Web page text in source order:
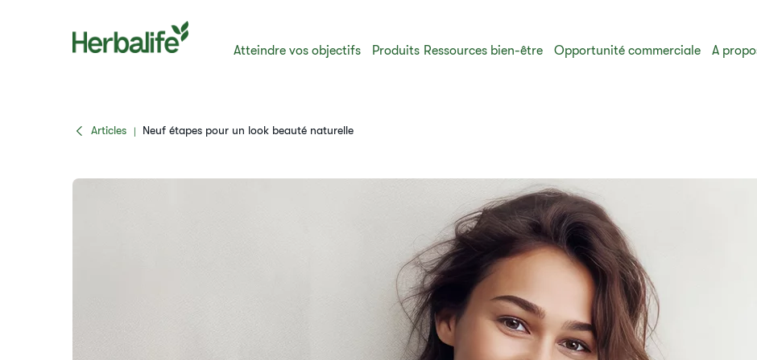
Atteindre vos objectifs Produits Ressources bien-être Opportunité commerciale A
Articles | ​​Neuf étapes pour un look beauté naturel​le